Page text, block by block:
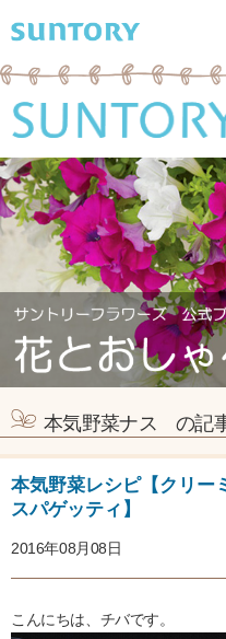
本気野菜ナス の記
本気野菜レシピ【クリー
スパゲッティ】
2016年08月08日
こんにちは、チバです。